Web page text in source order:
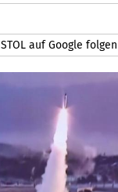
STOL auf Google folgen